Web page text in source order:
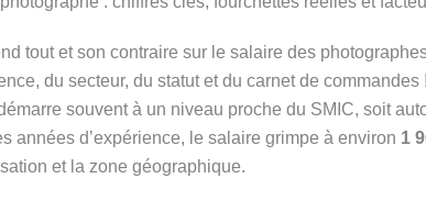
tout et son contraire sur le salaire des
du secteur, du statut et du carnet de
souvent à un niveau proche du SMIC, soit
années d’expérience, le salaire grimpe à environ 1
et la zone géographique.